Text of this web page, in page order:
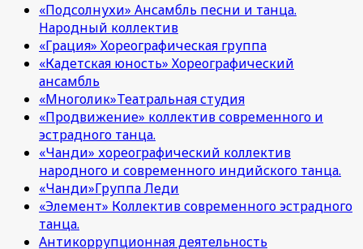
«Подсолнухи» Ансамбль песни и танца.
Народный коллектив
«Грация» Хореографическая группа
«Кадетская юность» Хореографический
ансамбль
«Многолик»Театральная студия
«Продвижение» коллектив современного и
эстрадного танца.
«Чанди» хореографический коллектив
народного и современного индийского танца.
«Чанди»Группа Леди
«Элемент» Коллектив современного эстрадного
танца.
Антикоррупционная деятельность